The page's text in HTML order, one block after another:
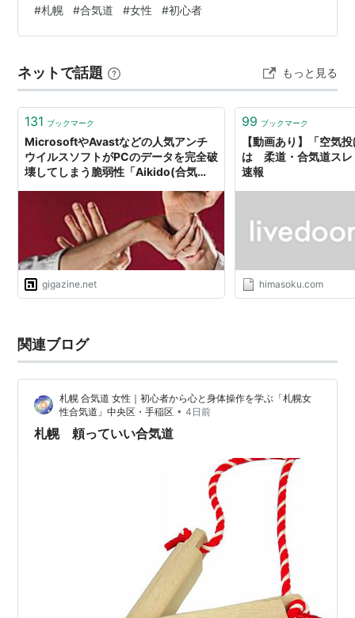
光輪洞合気道…平井稔を創始者とした別系統の武道。
上記の合気道とは体系が異なり、八つの「体裁き」
道」という名称を用いた。
本技の一つである一教ですら利くとは限りません。 それ
は普段稽古では、相手が倒れてくれるから利いていると
分がやっていることは正しいなどバイアスがあったり、
合気道歴何年とか、何段とか、そうしたことだけで判断
していると、本当のことが全く見えなくなる…
#札幌 #合気道 #女性 #初心者
ネットで話題 もっと見る
131 ブックマーク
MicrosoftやAvastなどの人気アンチ
ウイルスソフトがPCのデータを完全破
壊してしまう脆弱性「Aikido(合気
gigazine.net
99 ブックマーク
【動画あり】「空気
は 柔道・合気道ス
速報
himasoku.com
関連ブログ
札幌 合気道 女性｜初心者から心と身体操作を学ぶ「札幌女
性合気道」中央区・手稲区 • 4日前
札幌 頼っていい合気道